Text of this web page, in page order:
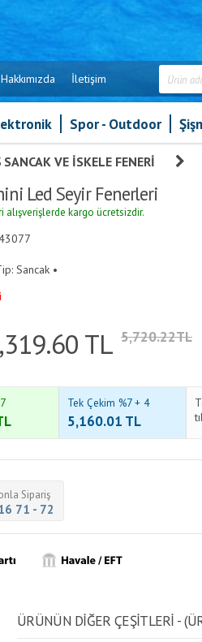
Hakkımızda İletişim
Spor - Outdoor
SANCAK VE İSKELE FENERI
Led Seyir Fenerleri
alışverişlerde kargo ücretsizdir.
Sancak •
TL 5,720.22TL
Tek Çekim %7 + 4
5,160.01 TL
Sipariş
71 - 72
ÜRÜNÜN DİĞER ÇEŞİTLERİ -